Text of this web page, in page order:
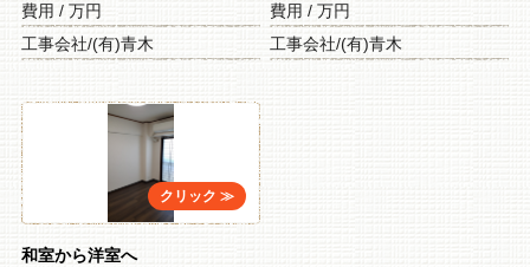
費用 / 万円
工事会社/(有)青木
費用 / 万円
工事会社/(有)青木
和室から洋室へ